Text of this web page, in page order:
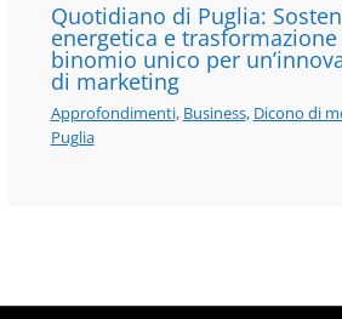
Quotidiano di Puglia:
energetica e
binomio unico per
di marketing
Approfondimenti, Business, Dicono di
Puglia